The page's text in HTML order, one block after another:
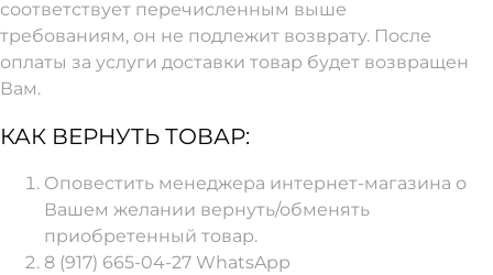
соответствует перечисленным выше
требованиям, он не подлежит возврату. После
оплаты за услуги доставки товар будет возвращен
Вам.
КАК ВЕРНУТЬ ТОВАР:
Оповестить менеджера интернет-магазина о
Вашем желании вернуть/обменять
приобретенный товар.
8 (917) 665-04-27 WhatsApp